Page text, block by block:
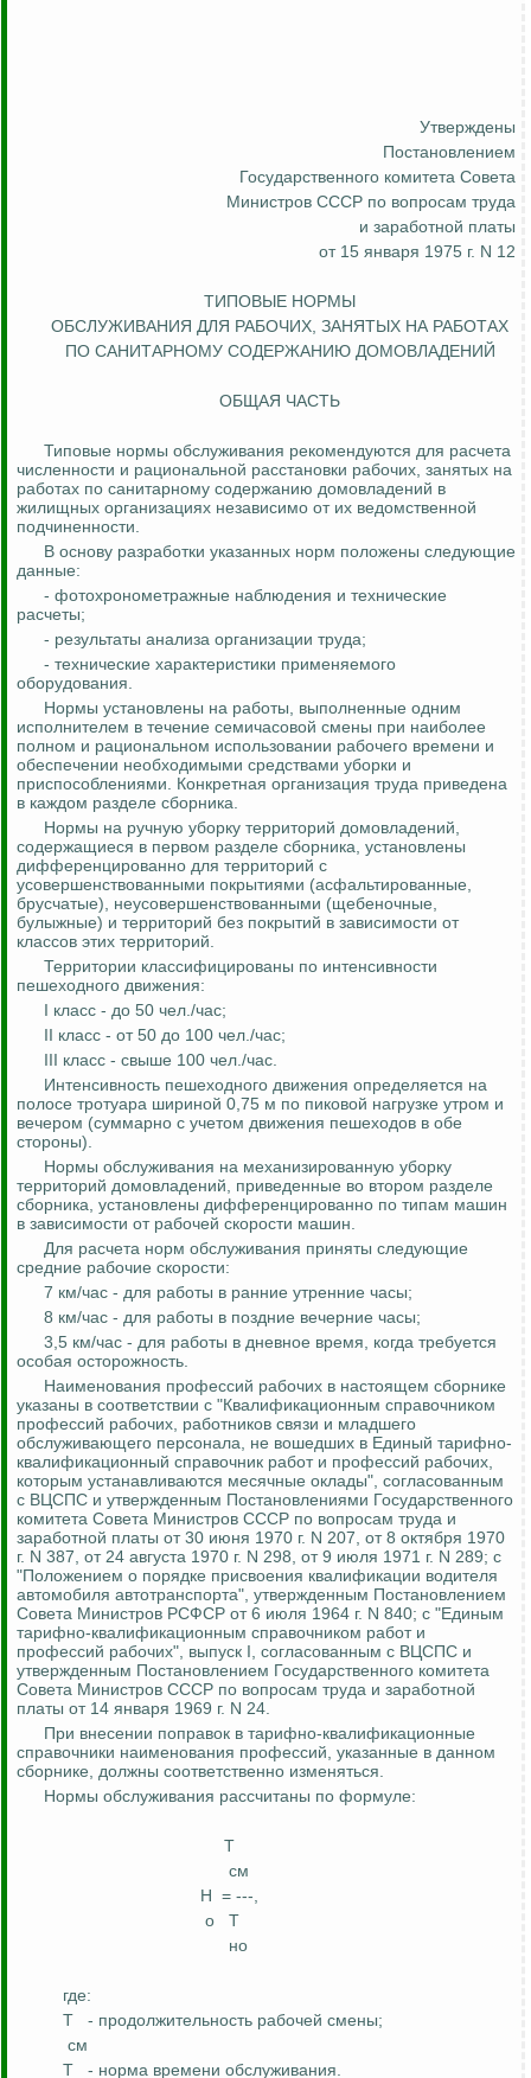
Утверждены
Постановлением
Государственного комитета Совета
Министров СССР по вопросам труда
и заработной платы
от 15 января 1975 г. N 12
ТИПОВЫЕ НОРМЫ
ОБСЛУЖИВАНИЯ ДЛЯ РАБОЧИХ, ЗАНЯТЫХ НА РАБОТАХ
ПО САНИТАРНОМУ СОДЕРЖАНИЮ ДОМОВЛАДЕНИЙ
ОБЩАЯ ЧАСТЬ
Типовые нормы обслуживания рекомендуются для расчета
численности и рациональной расстановки рабочих, занятых на
работах по санитарному содержанию домовладений в
жилищных организациях независимо от их ведомственной
подчиненности.
В основу разработки указанных норм положены следующие
данные:
- фотохронометражные наблюдения и технические
расчеты;
- результаты анализа организации труда;
- технические характеристики применяемого
оборудования.
Нормы установлены на работы, выполненные одним
исполнителем в течение семичасовой смены при наиболее
полном и рациональном использовании рабочего времени и
обеспечении необходимыми средствами уборки и
приспособлениями. Конкретная организация труда приведена
в каждом разделе сборника.
Нормы на ручную уборку территорий домовладений,
содержащиеся в первом разделе сборника, установлены
дифференцированно для территорий с
усовершенствованными покрытиями (асфальтированные,
брусчатые), неусовершенствованными (щебеночные,
булыжные) и территорий без покрытий в зависимости от
классов этих территорий.
Территории классифицированы по интенсивности
пешеходного движения:
I класс - до 50 чел./час;
II класс - от 50 до 100 чел./час;
III класс - свыше 100 чел./час.
Интенсивность пешеходного движения определяется на
полосе тротуара шириной 0,75 м по пиковой нагрузке утром и
вечером (суммарно с учетом движения пешеходов в обе
стороны).
Нормы обслуживания на механизированную уборку
территорий домовладений, приведенные во втором разделе
сборника, установлены дифференцированно по типам машин
в зависимости от рабочей скорости машин.
Для расчета норм обслуживания приняты следующие
средние рабочие скорости:
7 км/час - для работы в ранние утренние часы;
8 км/час - для работы в поздние вечерние часы;
3,5 км/час - для работы в дневное время, когда требуется
особая осторожность.
Наименования профессий рабочих в настоящем сборнике
указаны в соответствии с "Квалификационным справочником
профессий рабочих, работников связи и младшего
обслуживающего персонала, не вошедших в Единый тарифно-
квалификационный справочник работ и профессий рабочих,
которым устанавливаются месячные оклады", согласованным
с ВЦСПС и утвержденным Постановлениями Государственного
комитета Совета Министров СССР по вопросам труда и
заработной платы от 30 июня 1970 г. N 207, от 8 октября 1970
г. N 387, от 24 августа 1970 г. N 298, от 9 июля 1971 г. N 289; с
"Положением о порядке присвоения квалификации водителя
автомобиля автотранспорта", утвержденным Постановлением
Совета Министров РСФСР от 6 июля 1964 г. N 840; с "Единым
тарифно-квалификационным справочником работ и
профессий рабочих", выпуск I, согласованным с ВЦСПС и
утвержденным Постановлением Государственного комитета
Совета Министров СССР по вопросам труда и заработной
платы от 14 января 1969 г. N 24.
При внесении поправок в тарифно-квалификационные
справочники наименования профессий, указанные в данном
сборнике, должны соответственно изменяться.
Нормы обслуживания рассчитаны по формуле:
Т
см
Н = ---,
о
Т
но
где:
Т
- продолжительность рабочей смены;
см
Т
- норма времени обслуживания.